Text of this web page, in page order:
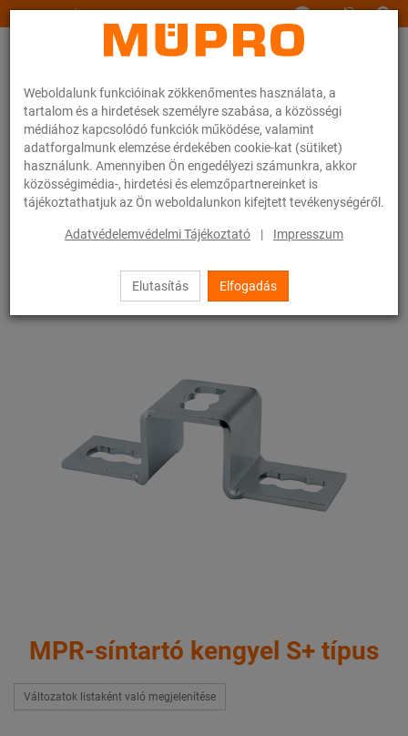
Weboldalunk funkcióinak zökkenőmentes használata, a
tartalom és a hirdetések személyre szabása, a közösségi
médiához kapcsolódó funkciók működése, valamint
adatforgalmunk elemzése érdekében cookie-kat (sütiket)
használunk. Amennyiben Ön engedélyezi számunkra, akkor
közösségimédia-, hirdetési és elemzőpartnereinket is
tájékoztathatjuk az Ön weboldalunkon kifejtett tevékenységéről.
Adatvédelemvédelmi Tájékoztató | Impresszum
Elutasítás Elfogadás
www.muepro.hu
Webáruhàz Rögzítéstechnika
Szerelősínek
MPR-síntartó kengyel S+ típus
MPR-síntartó kengyel S+ típus
Változatok listaként való megjelenítése